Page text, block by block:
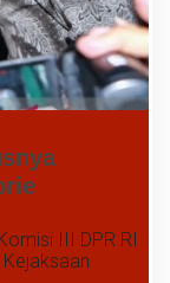
III DPR RI